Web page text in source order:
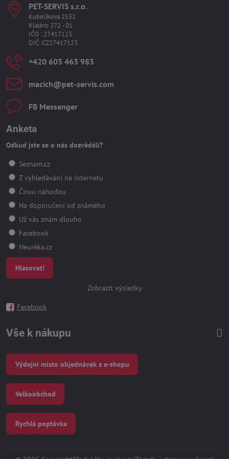
PET-SERVIS s​.r​.o​.
Kubelíkova 2532
Kladno 272 - 01
IČO : 27417123
DIČ: CZ27417123
+420 603 463 983
macich​@pet-servis​.com
FB Messenger
Anketa
Odkud jste se o nás dozvěděli?
Seznam.cz
Z vyhledávání na internetu
Čirou náhodou
Na doporučení od známého
Už vás znám dlouho
Facebook
Heuréka.cz
Hlasovat!
Zobrazit výsledky
Facebook
Vše k nákupu
Výdejní místo objednávek z e-shopu
Velkoobchod
Rychlá poptávka